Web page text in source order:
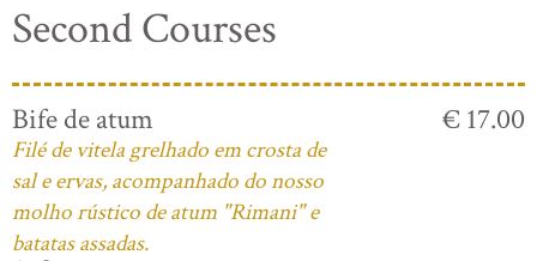
Second Courses
Bife de atum
Filé de vitela grelhado em crosta de
sal e ervas, acompanhado do nosso
molho rústico de atum "Rimani" e
batatas assadas.
€ 17.00